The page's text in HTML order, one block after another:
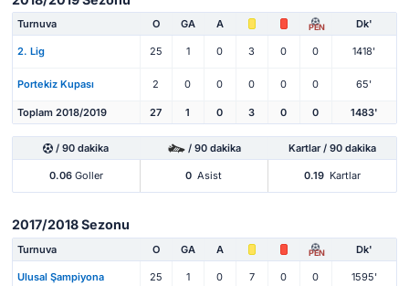
Turnuva O GA A PEN Dk'
2. Lig 25 1 0 3 0 0 1418'
Portekiz Kupası 2 0 0 0 0 0 65'
Toplam 2018/2019 27 1 0 3 0 0 1483'
/ 90 dakika / 90 dakika Kartlar / 90 dakika
0.06Goller 0 Asist 0.19 Kartlar
2017/2018 Sezonu
Turnuva O GA A PEN Dk'
Ulusal Şampiyona 25 1 0 7 0 0 1595'